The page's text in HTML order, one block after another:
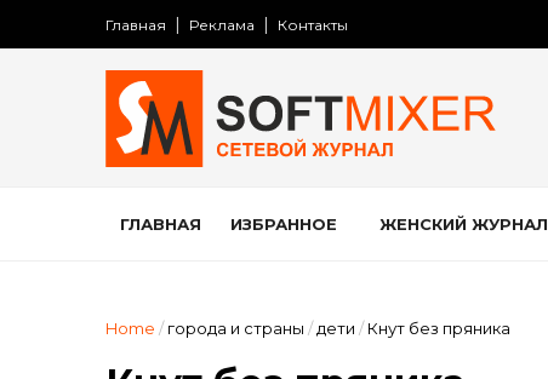
Главная Реклама Контакты
ГЛАВНАЯ ИЗБРАННОЕ ЖЕНСКИЙ ЖУРНАЛ
Home / города и страны / дети / Кнут без пряника